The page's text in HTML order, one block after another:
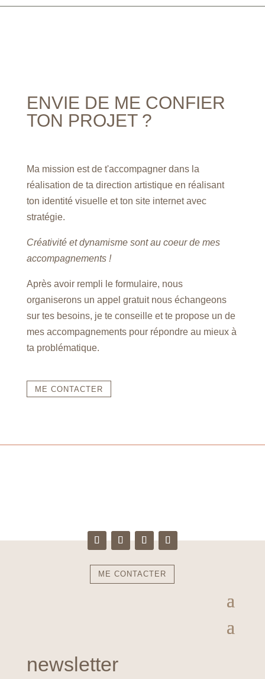
ENVIE DE ME CONFIER
TON PROJET ?
Ma mission est de t'accompagner dans la
réalisation de ta direction artistique en réalisant
ton identité visuelle et ton site internet avec
stratégie.
Créativité et dynamisme sont au coeur de mes
accompagnements !
Après avoir rempli le formulaire, nous
organiserons un appel gratuit nous échangeons
sur tes besoins, je te conseille et te propose un de
mes accompagnements pour répondre au mieux à
ta problématique.
ME CONTACTER
ME CONTACTER
newsletter